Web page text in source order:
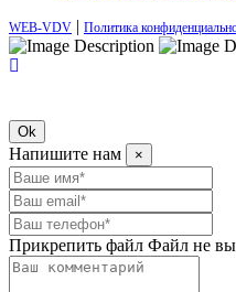
WEB-VDV | Политика
Ok
Напишите нам ×
Прикрепить файл Файл не